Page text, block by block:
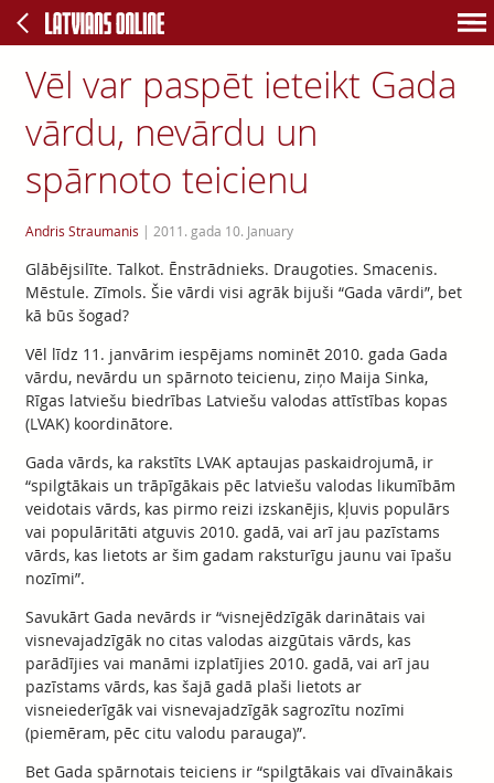
Vēl var paspēt ieteikt Gada
vārdu, nevārdu un
spārnoto teicienu
Andris Straumanis | 2011. gada 10. January
Glābējsilīte. Talkot. Ēnstrādnieks. Draugoties. Smacenis.
Mēstule. Zīmols. Šie vārdi visi agrāk bijuši “Gada vārdi”, bet
kā būs šogad?
Vēl līdz 11. janvārim iespējams nominēt 2010. gada Gada
vārdu, nevārdu un spārnoto teicienu, ziņo Maija Sinka,
Rīgas latviešu biedrības Latviešu valodas attīstības kopas
(LVAK) koordinātore.
Gada vārds, ka rakstīts LVAK aptaujas paskaidrojumā, ir
“spilgtākais un trāpīgākais pēc latviešu valodas likumībām
veidotais vārds, kas pirmo reizi izskanējis, kļuvis populārs
vai populāritāti atguvis 2010. gadā, vai arī jau pazīstams
vārds, kas lietots ar šim gadam raksturīgu jaunu vai īpašu
nozīmi”.
Savukārt Gada nevārds ir “visnejēdzīgāk darinātais vai
visnevajadzīgāk no citas valodas aizgūtais vārds, kas
parādījies vai manāmi izplatījies 2010. gadā, vai arī jau
pazīstams vārds, kas šajā gadā plaši lietots ar
visneiederīgāk vai visnevajadzīgāk sagrozītu nozīmi
(piemēram, pēc citu valodu parauga)”.
Bet Gada spārnotais teiciens ir “spilgtākais vai dīvainākais